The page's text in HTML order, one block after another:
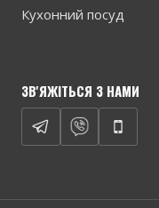
Кухонний посуд
ЗВ'ЯЖІТЬСЯ З НАМИ